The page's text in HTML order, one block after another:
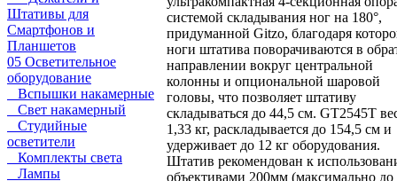
Штативы для
Смартфонов и
Планшетов
05 Осветительное
оборудование
Вспышки накамерные
Свет накамерный
Студийные
осветители
Комплекты света
Лампы
системой складывания ног на 180°,
придуманной Gitzo, благодаря
ноги штатива поворачиваются в
направлении вокруг центральной
колонны и опциональной шаровой
головы, что позволяет штативу
складываться до 44,5 см. GT2545T
1,33 кг, раскладывается до 154,5 см и
удерживает до 12 кг оборудования.
Штатив рекомендован к
объективами 200мм (максимально до